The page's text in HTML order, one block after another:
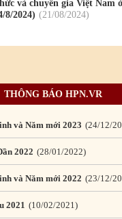
và chuyên gia Việt Nam
8/2024)
21/08/2024
THÔNG BÁO HPN.VR
và Năm mới 2025 24
2024 09/02/2024
2023 14/01/2023
và Năm mới 2023 24/12/
2022 28/01 /2022
và Năm mới 2022 23/12/
2021 10/02/2021